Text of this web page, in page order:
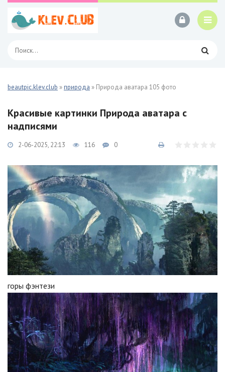
beautpic.klev.club »природа » Природа аватара 105 фото
Красивые картинки Природа аватара с
надписями
2-06-2025, 22:13 116 0
горы фэнтези